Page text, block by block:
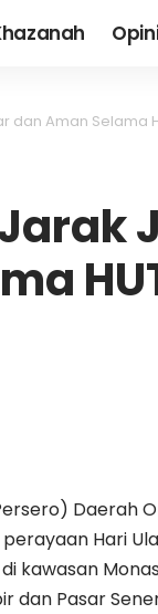
dan Aman Selama
Daerah
Hari
kawasan
dan Pasar